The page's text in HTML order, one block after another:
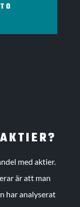
med aktier.
är att man
har analyserat